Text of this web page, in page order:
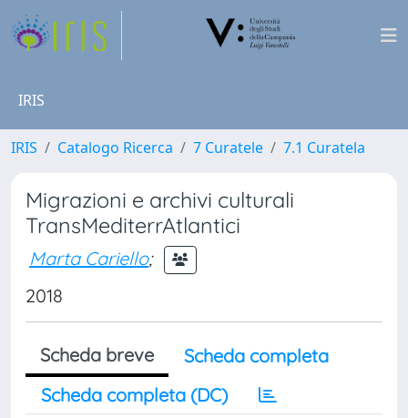
IRIS
IRIS Catalogo Ricerca 7 Curatele 7.1 Curatela
Migrazioni e archivi culturali
TransMediterrAtlantici
Marta Cariello;
2018
Scheda breve
Scheda completa
Scheda completa (DC)